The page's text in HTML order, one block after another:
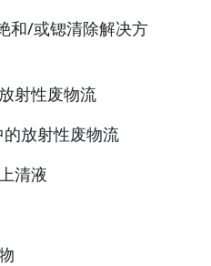
和/或锶清除解决方
射性废物流
放射性废物流
清液